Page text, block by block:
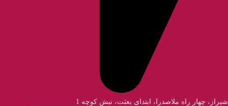
شیراز، چهار راه ملاصدرا، ابتدای بعثت، نبش کوچه 1